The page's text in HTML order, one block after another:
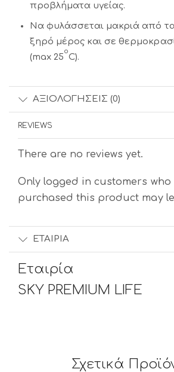
προβλήματα υγείας.
Να φυλάσσεται μακριά από
ξηρό μέρος και σε
(max 25
o
C).
ΑΞΙΟΛΟΓΉΣΕΙΣ (0)
REVIEWS
There are no reviews yet.
Only logged in customers who
purchased this product may
ΕΤΑΙΡΊΑ
Εταιρία
SKY PREMIUM LIFE
Σχετικά